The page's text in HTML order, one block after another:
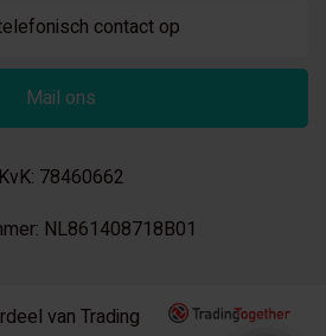
contact op
Mail ons
KvK: 78460662
NL861408718B01
van Trading